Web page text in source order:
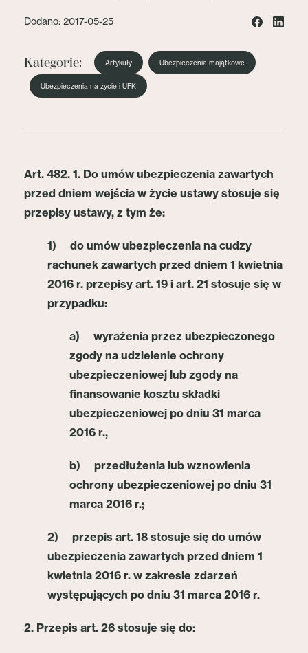
Dodano: 2017-05-25
Kategorie: Artykuły Ubezpieczenia majątkowe
Ubezpieczenia na życie i UFK
Art. 482. 1. Do umów ubezpieczenia zawartych
przed dniem wejścia w życie ustawy stosuje się
przepisy ustawy, z tym że:
1) do umów ubezpieczenia na cudzy
rachunek zawartych przed dniem 1 kwietnia
2016 r. przepisy art. 19 i art. 21 stosuje się w
przypadku:
a) wyrażenia przez ubezpieczonego
zgody na udzielenie ochrony
ubezpieczeniowej lub zgody na
finansowanie kosztu składki
ubezpieczeniowej po dniu 31 marca
2016 r.,
b) przedłużenia lub wznowienia
ochrony ubezpieczeniowej po dniu 31
marca 2016 r.;
2) przepis art. 18 stosuje się do umów
ubezpieczenia zawartych przed dniem 1
kwietnia 2016 r. w zakresie zdarzeń
występujących po dniu 31 marca 2016 r.
2. Przepis art. 26 stosuje się do: